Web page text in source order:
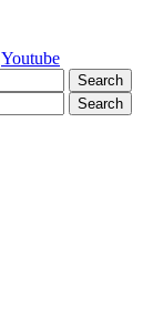
Youtube
Search
Search